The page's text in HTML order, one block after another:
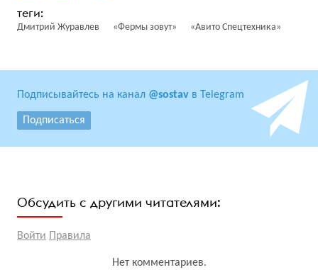
Дмитрий Журавлев «Фермы зовут» «Авито Спецтехника»
Подписывайтесь на канал @sostav в Telegram
Подписаться
Обсудить с другими читателями:
Войти Правила
Нет комментариев.